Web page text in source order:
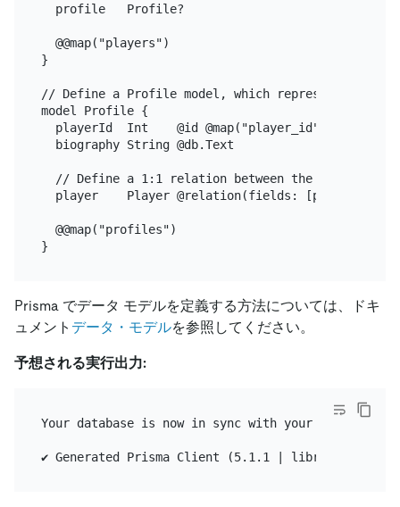
  profile   Profile?
  @@map("players")
}
// Define a Profile model, which represents the
model Profile {
  playerId  Int    @id @map("player_id")
  biography String @db.Text
// Define a 1:1 relation between the `Player`
player    Player @relation(fields: [playerId],
  @@map("profiles")
Prisma でデータ モデルを定義する方法については、ドキ
ュメント データ・モデルを参照してください。
予想される実行出力:
Your database is now in sync with your schema.